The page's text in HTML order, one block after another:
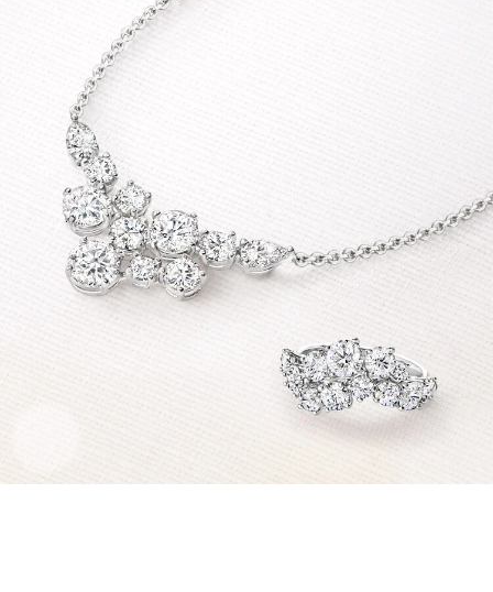
び石数、クオリティ等が僅かに異な
る場合があります。ご不明な点は、
クライアントインフォメーションま